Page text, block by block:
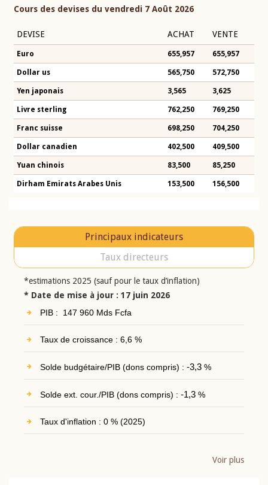
Cours des devises du vendredi 7 Août 2026
DEVISE ACHAT VENTE
Euro 655,957 655,957
Dollar us 565,750 572,750
Yen japonais 3,565 3,625
Livre sterling 762,250 769,250
Franc suisse 698,250 704,250
Dollar canadien 402,500 409,500
Yuan chinois 83,500 85,250
Dirham Emirats Arabes Unis 153,500 156,500
Principaux indicateurs
Taux directeurs
*estimations 2025 (sauf pour le taux d’inflation)
* Date de mise à jour : 17 juin 2026
PIB : 147 960 Mds Fcfa
Taux de croissance : 6,6 %
Solde budgétaire/PIB (dons compris) : -3,3%
Solde ext. cour./PIB (dons compris) : -1,3%
Taux d'inflation : 0 % (2025)
Voir plus